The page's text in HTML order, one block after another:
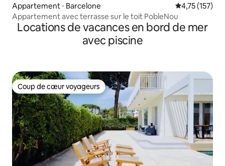
Appartement ⋅ Barcelone Évaluation
4,75 (157)
Appartement avec terrasse sur le toit PobleNou
Locations de vacances en bord de mer
avec piscine
Coup de cœur voyageurs
Coup de cœur voyageurs